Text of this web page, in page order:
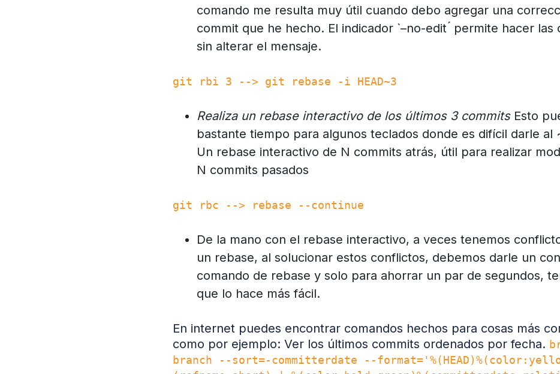
comando me resulta muy útil cuando debo agregar una
commit que he hecho. El indicador `–no-edit ́ permite hacer las
sin alterar el mensaje.
git rbi 3 --> git rebase -i HEAD~3
Realiza un rebase interactivo de los últimos 3 commitsEsto
bastante tiempo para algunos teclados donde es difícil darle al
Un rebase interactivo de N commits atrás, útil para realizar
N commits pasados
git rbc --> rebase --continue
De la mano con el rebase interactivo, a veces tenemos
un rebase, al solucionar estos conflictos, debemos darle un
comando de rebase y solo para ahorrar un par de segundos,
que lo hace más fácil.
En internet puedes encontrar comandos hechos para cosas más
como por ejemplo: Ver los últimos commits ordenados por fecha.
branch --sort=-committerdate --